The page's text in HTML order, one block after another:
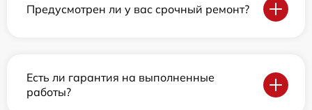
Предусмотрен ли у вас срочный ремонт?
Есть ли гарантия на выполненные
работы?